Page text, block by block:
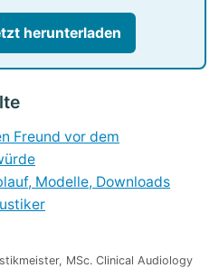
herunterladen
Freund vor dem
Modelle, Downloads
MSc. Clinical Audiology